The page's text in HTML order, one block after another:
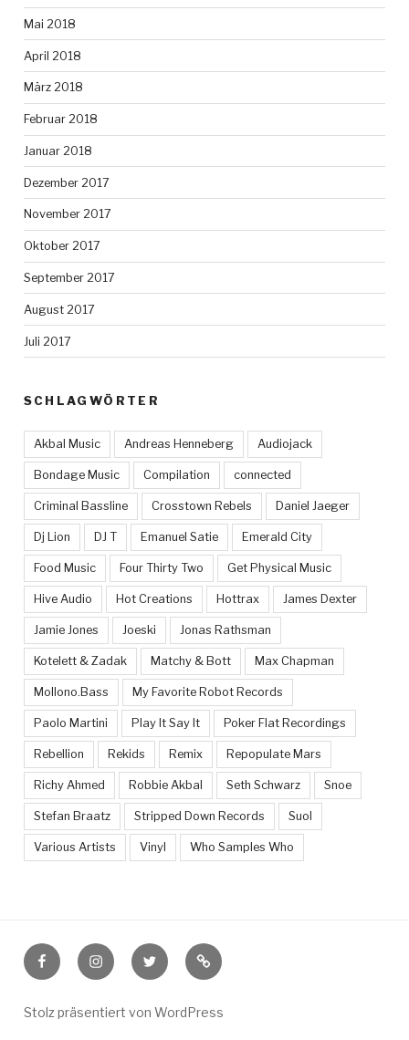
Mai 2018
April 2018
März 2018
Februar 2018
Januar 2018
Dezember 2017
November 2017
Oktober 2017
September 2017
August 2017
Juli 2017
SCHLAGWÖRTER
Akbal Music Andreas Henneberg Audiojack
Bondage Music Compilation connected
Criminal Bassline Crosstown Rebels Daniel Jaeger
Dj Lion DJ T Emanuel Satie Emerald City
Food Music Four Thirty Two Get Physical Music
Hive Audio Hot Creations Hottrax James Dexter
Jamie Jones Joeski Jonas Rathsman
Kotelett & Zadak Matchy & Bott Max Chapman
Mollono.Bass My Favorite Robot Records
Paolo Martini Play It Say It Poker Flat Recordings
Rebellion Rekids Remix Repopulate Mars
Richy Ahmed Robbie Akbal Seth Schwarz Snoe
Stefan Braatz Stripped Down Records Suol
Various Artists Vinyl Who Samples Who
FacebookInstagramTwitter Feed
Stolz präsentiert von WordPress